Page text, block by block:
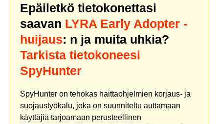
Epäiletkö tietokonettasi
saavan LYRA Early Adopter -
huijaus: n ja muita uhkia?
Tarkista tietokoneesi
SpyHunter
SpyHunter on tehokas haittaohjelmien korjaus- ja
suojaustyökalu, joka on suunniteltu auttamaan
käyttäjiä tarjoamaan perusteellinen